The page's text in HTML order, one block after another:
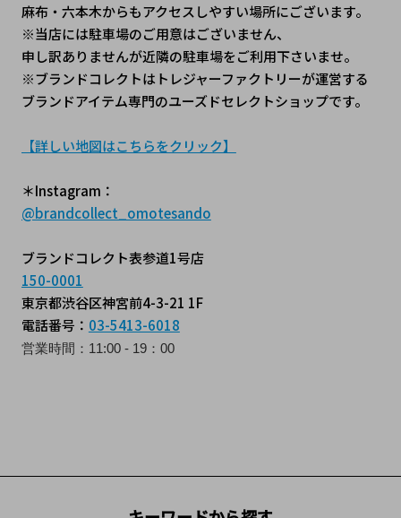
麻布・六本木からもアクセスしやすい場所にございます。
※当店には駐車場のご用意はございません、
申し訳ありませんが近隣の駐車場をご利用下さいませ。
※ブランドコレクトはトレジャーファクトリーが運営する
ブランドアイテム専門のユーズドセレクトショップです。
【詳しい地図はこちらをクリック】
＊Instagram：
@brandcollect_omotesando
ブランドコレクト表参道1号店
150-0001
東京都渋谷区神宮前4-3-21 1F
電話番号： 03-5413-6018
営業時間：11:00 - 19：00